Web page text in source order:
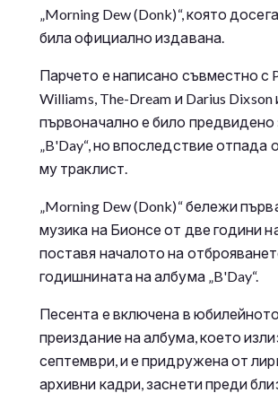
„Morning Dew (Donk)“, която
била официално издавана.
Парчето е написано съвместно с
Williams, The-Dream и Darius Dixson
първоначално е било предвидено
„B'Day“, но впоследствие отпада
му траклист.
„Morning Dew (Donk)“ бележи
музика на Бионсе от две години
поставя началото на
годишнината на албума „B'Day“.
Песента е включена в юбилейното
преиздание на албума, което
септември, и е придружена от
архивни кадри, заснети преди